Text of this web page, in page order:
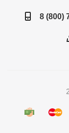
8 (800)